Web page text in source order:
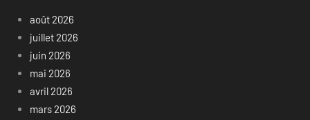
août 2026
juillet 2026
juin 2026
mai 2026
avril 2026
mars 2026